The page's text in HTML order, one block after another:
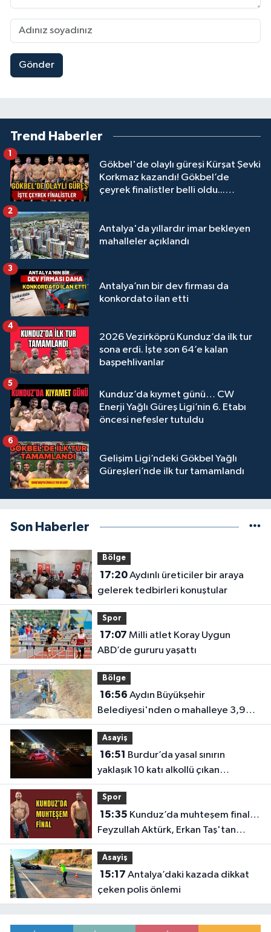
Gönder
Trend Haberler
Gökbel'de olaylı güreşi Kürşat Şevki
Korkmaz kazandı! Gökbel’de
çeyrek finalistler belli oldu...
1
Antalya'da yıllardır imar bekleyen
mahalleler açıklandı
2
Antalya’nın bir dev firması da
konkordato ilan etti
3
2026 Vezirköprü Kunduz’da ilk tur
sona erdi. İşte son 64’e kalan
başpehlivanlar
4
Kunduz’da kıymet günü… CW
Enerji Yağlı Güreş Ligi’nin 6. Etabı
öncesi nefesler tutuldu
5
Gelişim Ligi’ndeki Gökbel Yağlı
Güreşleri’nde ilk tur tamamlandı
6
Son Haberler
Bölge
17:20Aydınlı üreticiler bir araya
gelerek tedbirleri konuştular
Spor
17:07
ABD’de gururu yaşattı
Bölge
16:56
Belediyesi'nden o mahalleye 3,9
milyon TL’lik yatırım
Asayiş
16:51
yaklaşık 10 katı alkollü çıkan
sürücüye büyük ceza
Spor
15:35
Feyzullah Aktürk, Erkan Taş'tan
Kırkpınar'ın rövanşını aldı
Asayiş
15:17
çeken polis önlemi